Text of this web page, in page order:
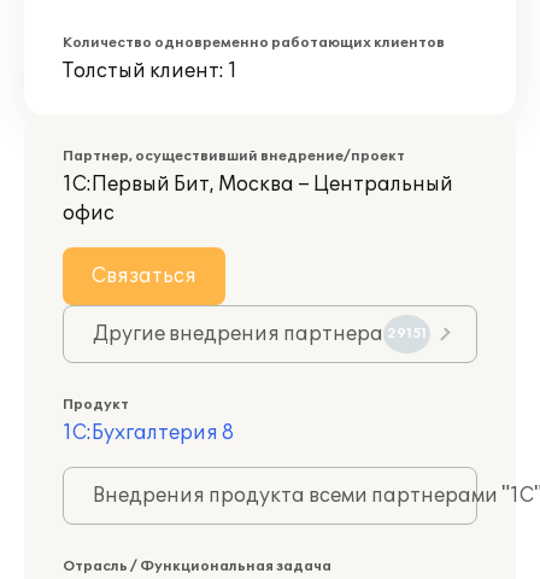
Количество одновременно работающих клиентов
Толстый клиент: 1
Партнер, осуществивший внедрение/проект
1С:Первый Бит, Москва – Центральный
офис
Связаться
Другие внедрения партнера 29151
Продукт
1С:Бухгалтерия 8
Внедрения продукта всеми партнерами
Отрасль / Функциональная задача